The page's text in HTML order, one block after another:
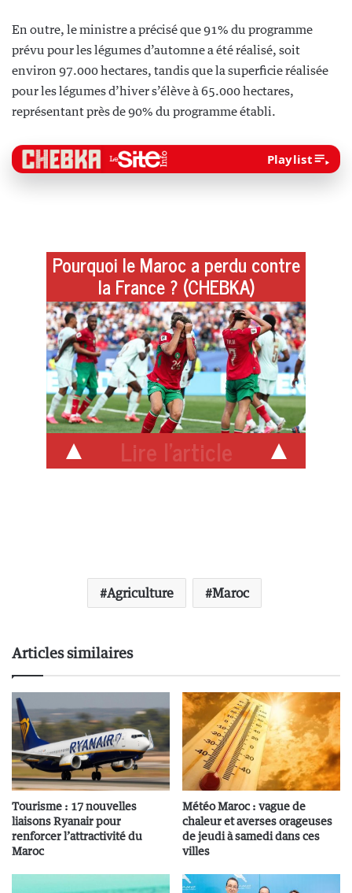
En outre, le ministre a précisé que 91% du programme
prévu pour les légumes d’automne a été réalisé, soit
environ 97.000 hectares, tandis que la superficie réalisée
pour les légumes d’hiver s’élève à 65.000 hectares,
représentant près de 90% du programme établi.
Playlist
Pourquoi le Maroc a perdu contre
la France ? (CHEBKA)
Lire l'article
Agriculture Maroc
Articles similaires
Tourisme : 17 nouvelles
liaisons Ryanair pour
renforcer l’attractivité du
Maroc
Météo Maroc : vague de
chaleur et averses orageuses
de jeudi à samedi dans ces
villes